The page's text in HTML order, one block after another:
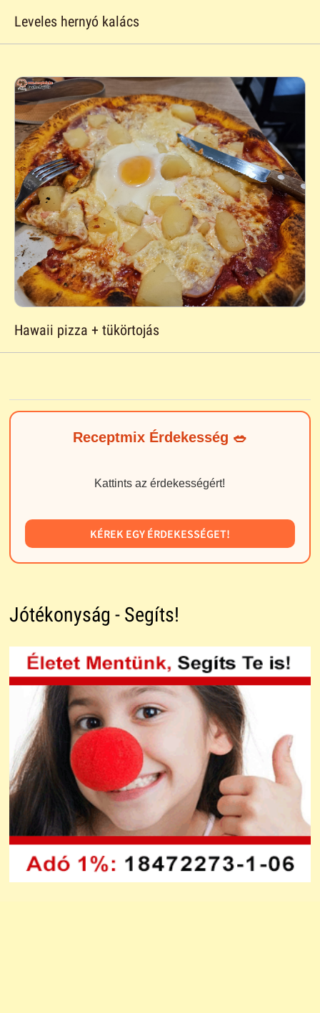
Leveles hernyó kalács
Hawaii pizza + tükörtojás
Receptmix Érdekesség 🥗
Kattints az érdekességért!
KÉREK EGY ÉRDEKESSÉGET!
Jótékonyság - Segíts!